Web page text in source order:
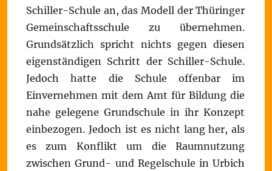
Schiller-Schule an, das Modell der Thüringer
Gemeinschaftsschule zu übernehmen.
Grundsätzlich spricht nichts gegen diesen
eigenständigen Schritt der Schiller-Schule.
Jedoch hatte die Schule offenbar im
Einvernehmen mit dem Amt für Bildung die
nahe gelegene Grundschule in ihr Konzept
einbezogen. Jedoch ist es nicht lang her, als
es zum Konflikt um die Raumnutzung
zwischen Grund- und Regelschule in Urbich